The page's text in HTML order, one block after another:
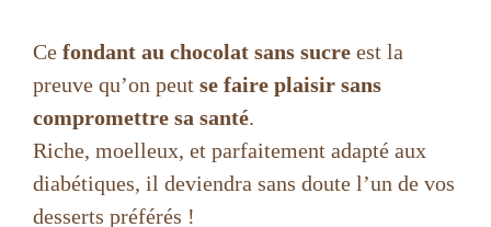
Ce fondant au chocolat sans sucre est la
preuve qu’on peut se faire plaisir sans
compromettre sa santé.
Riche, moelleux, et parfaitement adapté aux
diabétiques, il deviendra sans doute l’un de vos
desserts préférés !